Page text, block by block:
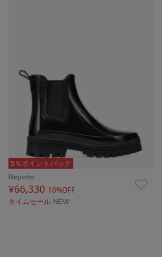
5％ポイントバック
Repetto
¥66,330 10%OFF
タイムセール NEW